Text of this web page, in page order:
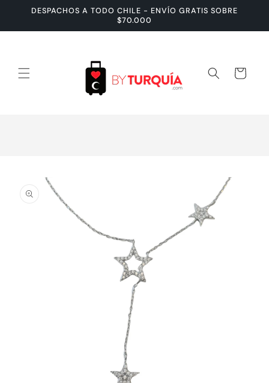
directamente
DESPACHOS A TODO CHILE - ENVÍO GRATIS SOBRE
$70.000
Carrito
directamente
información